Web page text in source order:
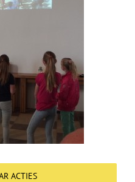
ACTIES